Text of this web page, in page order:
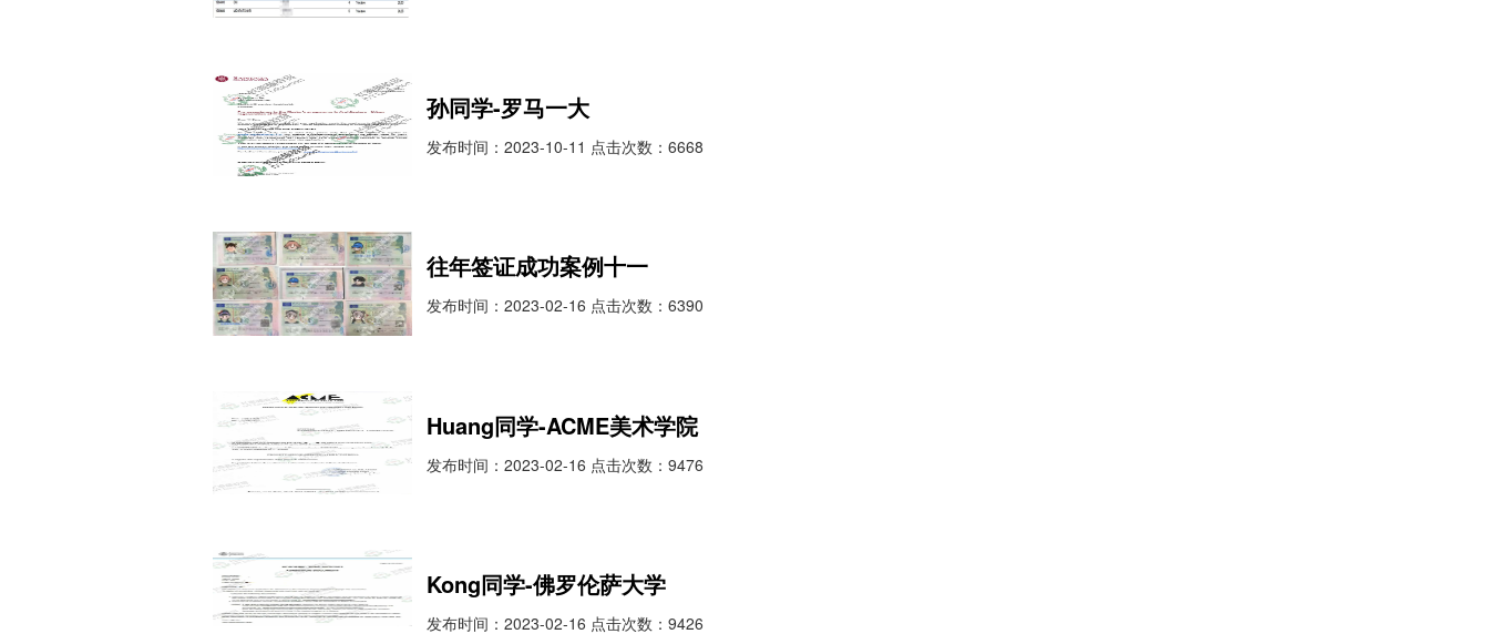
孙同学-罗马一大
发布时间：2023-10-11 点击次数：6668
往年签证成功案例十一
发布时间：2023-02-16 点击次数：6390
Huang同学-ACME美术学院
发布时间：2023-02-16 点击次数：9476
Kong同学-佛罗伦萨大学
发布时间：2023-02-16 点击次数：9426